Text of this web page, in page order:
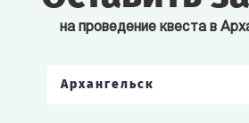
на проведение квеста в
Архангельск